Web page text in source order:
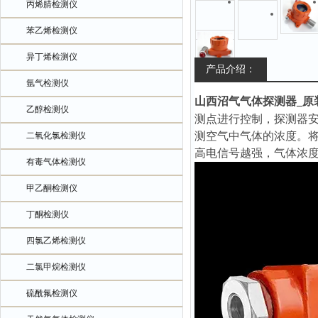
丙烯腈检测仪
苯乙烯检测仪
异丁烯检测仪
氩气检测仪
乙醇检测仪
二氧化氯检测仪
有毒气体检测仪
甲乙酮检测仪
丁酮检测仪
四氯乙烯检测仪
二氯甲烷检测仪
硫酰氟检测仪
产品介绍：
山西沼气气体探测器_原
测点进行控制，探测器
测空气中气体的浓度。
高电信号越强，气体浓